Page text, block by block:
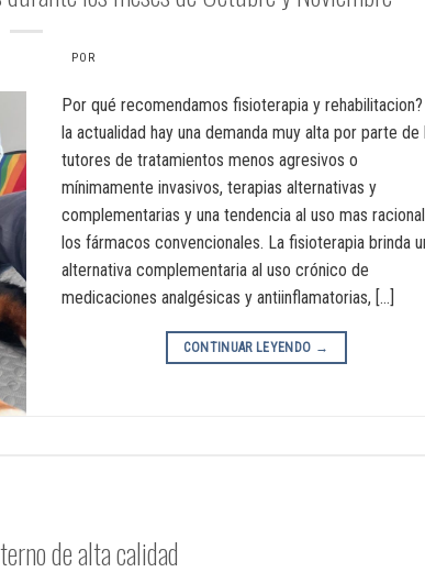
POR
Por qué recomendamos fisioterapia y rehabilitacion?
la actualidad hay una demanda muy alta por parte de
tutores de tratamientos menos agresivos o
mínimamente invasivos, terapias alternativas y
complementarias y una tendencia al uso mas
los fármacos convencionales. La fisioterapia brinda
alternativa complementaria al uso crónico de
medicaciones analgésicas y antiinflamatorias, […]
CONTINUAR LEYENDO →
de alta calidad